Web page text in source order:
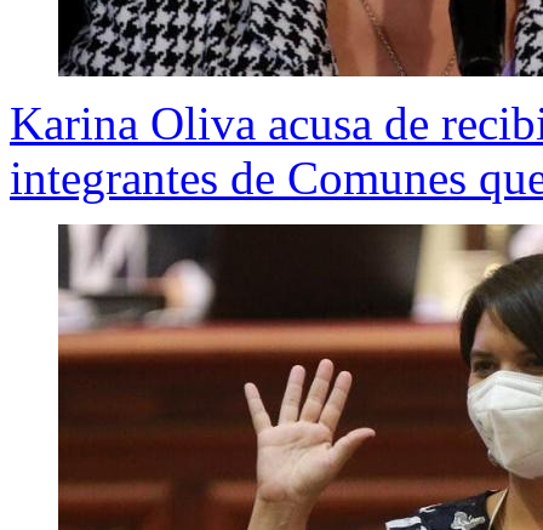
Karina Oliva acusa de
integrantes de Comunes